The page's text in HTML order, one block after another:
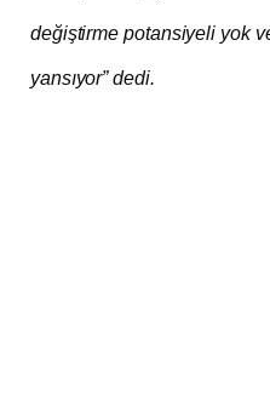
değiştirme potansiyeli yok
yansıyor” dedi.